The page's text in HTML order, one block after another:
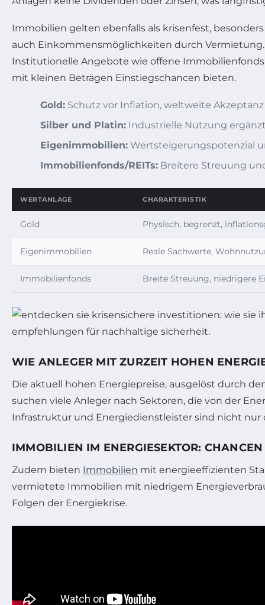
Immobilien gelten ebenfalls als krisenfest,
auch Einkommensmöglichkeiten durch
Institutionelle Angebote wie offene
mit kleinen Beträgen Einstiegschancen bieten.
Gold: Schutz vor Inflation, weltweite Akzeptanz
Silber und Platin: Industrielle Nutzung
Eigenimmobilien: Wertsteigerungspotenzial
Immobilienfonds/REITs: Breitere Streuung
WERTANLAGE CHARAKTERISTIK
Gold Physisch, begrenzt,
Eigenimmobilien Reale Sachwerte,
Immobilienfonds Breite Streuung, niedrigere
WIE ANLEGER MIT ZURZEIT HOHEN
Die aktuell hohen Energiepreise, ausgelöst durch
suchen viele Anleger nach Sektoren, die von der
Infrastruktur und Energiedienstleister sind nicht
IMMOBILIEN IM ENERGIESEKTOR:
Zudem bieten Immobilien mit energieeffizienten
vermietete Immobilien mit niedrigem
Folgen der Energiekrise.